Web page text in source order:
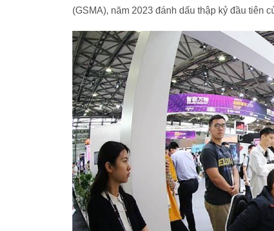
(GSMA), năm 2023 đánh dấu thập kỷ đầu tiên